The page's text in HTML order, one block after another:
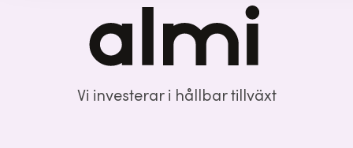
Vi investerar i hållbar tillväxt